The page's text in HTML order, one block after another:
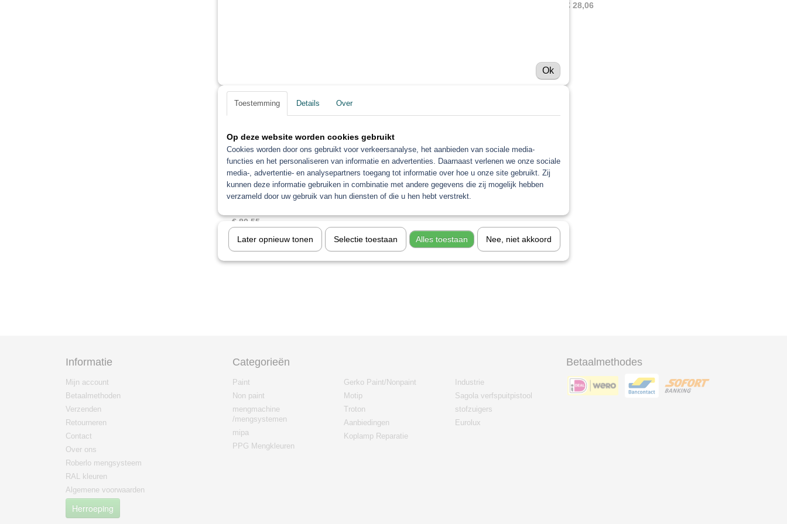
€ 28,06
Luchtslang blauw 10/20 meter
Luchtslang blauw 10/20 meter -Profesionele
€ 80,55
Informatie
Mijn account
Betaalmethoden
Verzenden
Retourneren
Contact
Over ons
Roberlo mengsysteem
RAL kleuren
Algemene voorwaarden
Herroeping
Categorieën
Paint
Non paint
mengmachine
/mengsystemen
mipa
PPG Mengkleuren
Gerko Paint/Nonpaint
Motip
Troton
Aanbiedingen
Koplamp Reparatie
Industrie
Sagola verfspuitpistool
stofzuigers
Eurolux
Betaalmethodes
Ok
Toestemming Details Over
Op deze website worden cookies gebruikt
Cookies worden door ons gebruikt voor verkeersanalyse, het aanbieden van sociale media-
functies en het personaliseren van informatie en advertenties. Daarnaast verlenen we onze sociale
media-, advertentie- en analysepartners toegang tot informatie over hoe u onze site gebruikt. Zij
kunnen deze informatie gebruiken in combinatie met andere gegevens die zij mogelijk hebben
verzameld door uw gebruik van hun diensten of die u hen hebt verstrekt.
Later opnieuw tonen Selectie toestaan Alles toestaan Nee, niet akkoord